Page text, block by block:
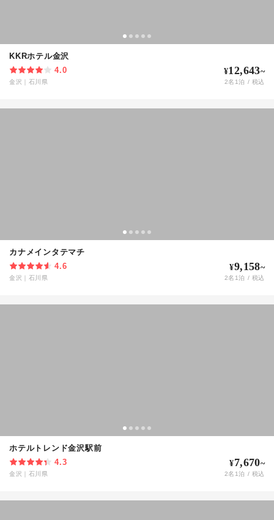
KKRホテル金沢
4.0
金沢 石川県
¥12,643~
2名 1泊 / 税込
カナメインタテマチ
4.6
金沢 石川県
¥9,158~
2名 1泊 / 税込
ホテルトレンド金沢駅前
4.3
金沢 石川県
¥7,670~
2名 1泊 / 税込